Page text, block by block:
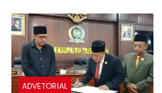
ADVETORIAL